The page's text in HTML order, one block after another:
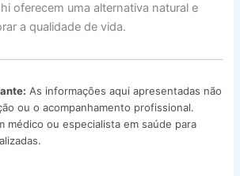
oferecem uma alternativa natural e
a qualidade de vida.
As informações aqui apresentadas não
ou o acompanhamento profissional.
médico ou especialista em saúde para